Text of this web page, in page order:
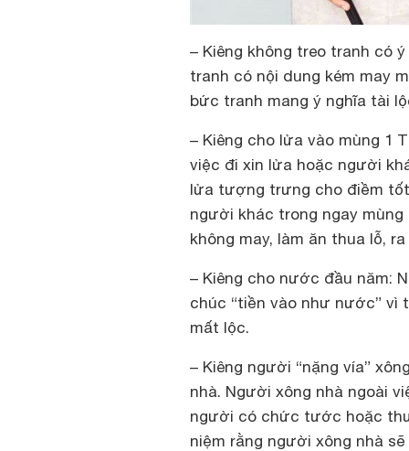
– Kiêng không treo tranh có
tranh có nội dung kém may
bức tranh mang ý nghĩa tài
– Kiêng cho lửa vào mùng 1
việc đi xin lửa hoặc người
lửa tượng trưng cho điềm
người khác trong ngay
không may, làm ăn thua lỗ,
– Kiêng cho nước đầu năm:
chúc “tiền vào như nước” vì
mất lộc.
– Kiêng người “nặng vía”
nhà. Người xông nhà ngoài
người có chức tước hoặc
niệm rằng người xông nhà